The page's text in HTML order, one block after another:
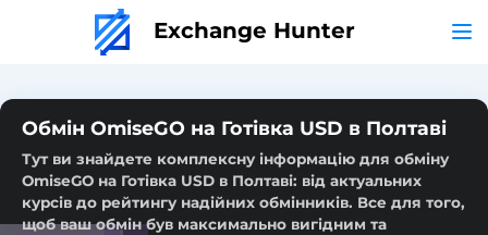
Exchange Hunter
Обмін OmiseGO на Готівка USD в Полтаві
Тут ви знайдете комплексну інформацію для обміну
OmiseGO на Готівка USD в Полтаві: від актуальних
курсів до рейтингу надійних обмінників. Все для того,
щоб ваш обмін був максимально вигідним та